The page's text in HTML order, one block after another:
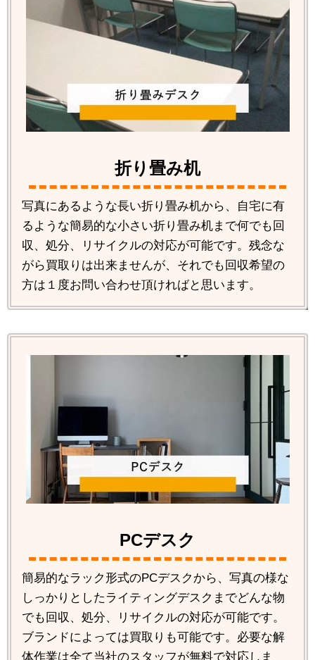
折り畳み机
写真にあるような長い折り畳み机から、自宅に有
るような簡易的な小さい折り畳み机まで何でも回
収、処分、リサイクルの対応が可能です。残念な
がら買取りは出来ませんが、それでも回収希望の
方は１度お問い合わせ頂ければと思います。
PCデスク
簡易的なラック形式のPCデスクから、写真の様な
しっかりとしたライティングデスクまでどんな物
でも回収、処分、リサイクルの対応が可能です。
ブランドによっては買取りも可能です。必要な解
体作業は全て当社のスタッフが無料で対応しま